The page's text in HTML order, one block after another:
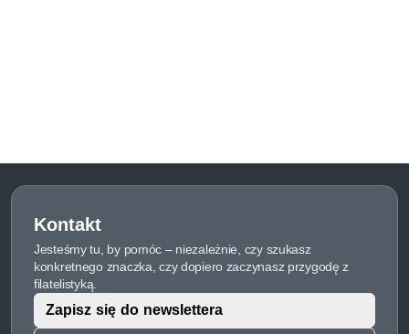
Kontakt
Jesteśmy tu, by pomóc – niezależnie, czy szukasz
konkretnego znaczka, czy dopiero zaczynasz przygodę z
filatelistyką.
Zapisz się do newslettera